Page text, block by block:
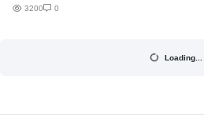
3200 0
Loading...